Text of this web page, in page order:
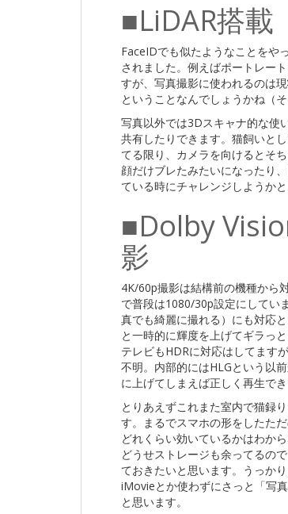
■LiDAR搭載
FaceIDでも似たようなことをや
されました。例えばポートレー
すが、写真撮影に使われるのは
ということなんでしょうかね（
写真以外では3Dスキャナ的な使
共有したりできます。猫飼いと
てる限り、カメラを向けるとそ
顔だけブレたみたいになったり
ている時にチャレンジしようかと
■Dolby
影
4K/60p撮影は結構前の機種から
で普段は1080/30p設定にしてい
真でも綺麗に撮れる）にも対応
と一時的に輝度を上げてギラっ
テレビもHDRに対応はしてます
不明。内部的にはHLGという以
に上げてしまえば正しく再生でき
とりあえずこれまた室内で猫録
す。まるでスマホの形をしたた
どれくらい効いているかはわか
どうせストレージも余ってるの
ておきたいと思います。うっか
iMovieとか使わずにさっと「写
と思います。